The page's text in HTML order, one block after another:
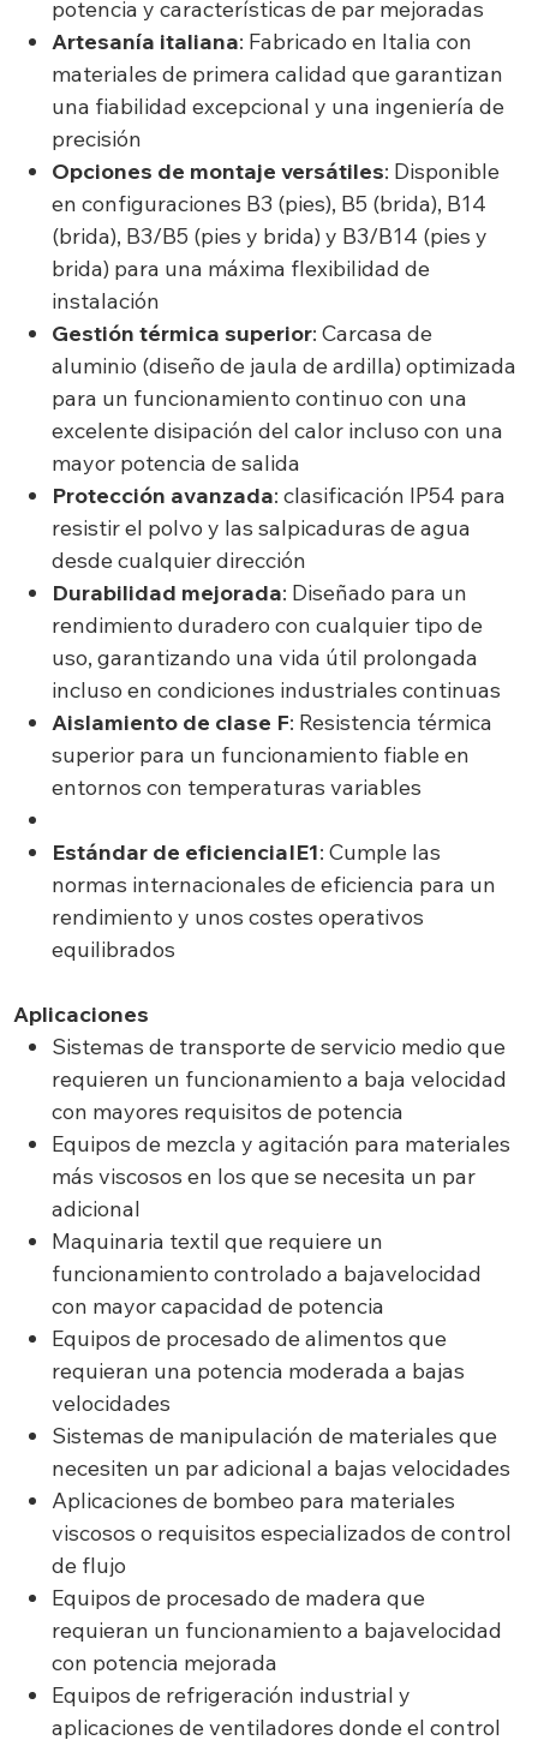
potencia y características de par mejoradas
Artesanía italiana: Fabricado en Italia con
materiales de primera calidad que garantizan
una fiabilidad excepcional y una ingeniería de
precisión
Opciones de montaje versátiles: Disponible
en configuraciones B3 (pies), B5 (brida), B14
(brida), B3/B5 (pies y brida) y B3/B14 (pies y
brida) para una máxima flexibilidad de
instalación
Gestión térmica superior: Carcasa de
aluminio (diseño de jaula de ardilla) optimizada
para un funcionamiento continuo con una
excelente disipación del calor incluso con una
mayor potencia de salida
Protección avanzada: clasificación IP54 para
resistir el polvo y las salpicaduras de agua
desde cualquier dirección
Durabilidad mejorada: Diseñado para un
rendimiento duradero con cualquier tipo de
uso, garantizando una vida útil prolongada
incluso en condiciones industriales continuas
Aislamiento de clase F: Resistencia térmica
superior para un funcionamiento fiable en
entornos con temperaturas variables
Estándar de eficienciaIE1: Cumple las
normas internacionales de eficiencia para un
rendimiento y unos costes operativos
equilibrados
Aplicaciones
Sistemas de transporte de servicio medio que
requieren un funcionamiento a baja velocidad
con mayores requisitos de potencia
Equipos de mezcla y agitación para materiales
más viscosos en los que se necesita un par
adicional
Maquinaria textil que requiere un
funcionamiento controlado a bajavelocidad
con mayor capacidad de potencia
Equipos de procesado de alimentos que
requieran una potencia moderada a bajas
velocidades
Sistemas de manipulación de materiales que
necesiten un par adicional a bajas velocidades
Aplicaciones de bombeo para materiales
viscosos o requisitos especializados de control
de flujo
Equipos de procesado de madera que
requieran un funcionamiento a bajavelocidad
con potencia mejorada
Equipos de refrigeración industrial y
aplicaciones de ventiladores donde el control